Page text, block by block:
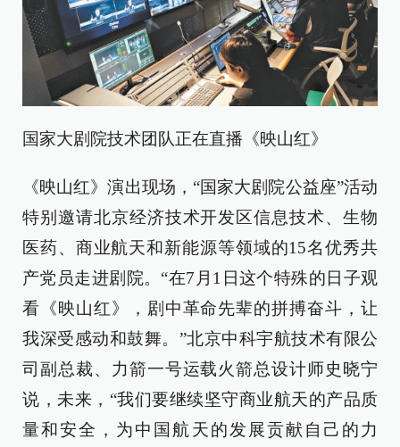
国家大剧院技术团队正在直播《映山红》
《映山红》演出现场，“国家大剧院公益座”活动
特别邀请北京经济技术开发区信息技术、生物
医药、商业航天和新能源等领域的15名优秀共
产党员走进剧院。“在7月1日这个特殊的日子观
看《映山红》，剧中革命先辈的拼搏奋斗，让
我深受感动和鼓舞。”北京中科宇航技术有限公
司副总裁、力箭一号运载火箭总设计师史晓宁
说，未来，“我们要继续坚守商业航天的产品质
量和安全，为中国航天的发展贡献自己的力